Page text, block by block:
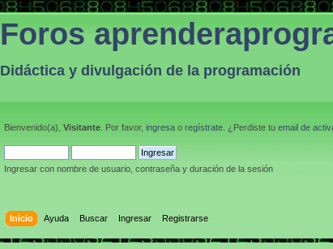
Foros
Didáctica y divulgación de la programación
Bienvenido(a), Visitante . Por favor, ingresa o regístrate . ¿Perdiste tu email de
Ingresar con nombre de usuario, contraseña y duración de la sesión
Inicio Ayuda Buscar Ingresar Registrarse